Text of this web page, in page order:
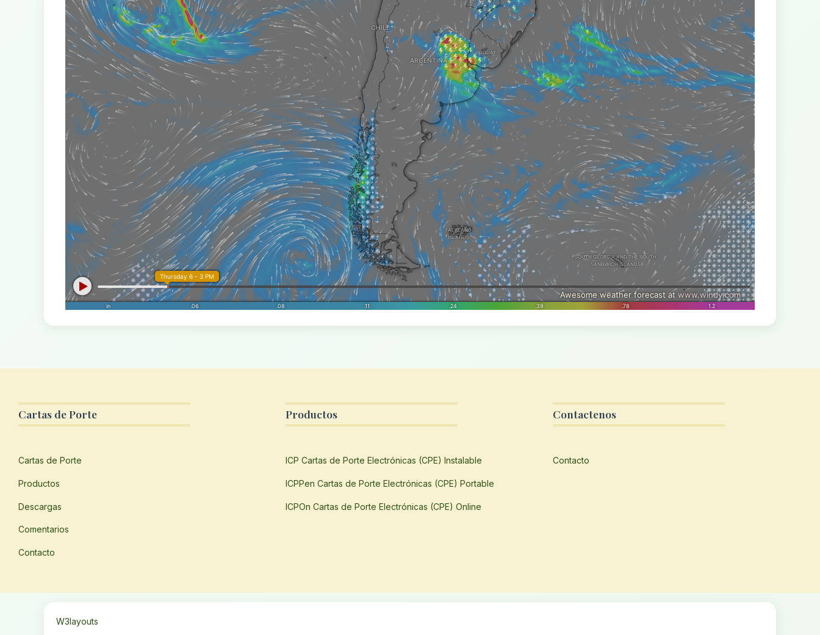
Cartas de Porte
Cartas de Porte
Productos
Descargas
Comentarios
Contacto
Productos
ICP Cartas de Porte Electrónicas (CPE) Instalable
ICPPen Cartas de Porte Electrónicas (CPE) Portable
ICPOn Cartas de Porte Electrónicas (CPE) Online
Contactenos
Contacto
W3layouts